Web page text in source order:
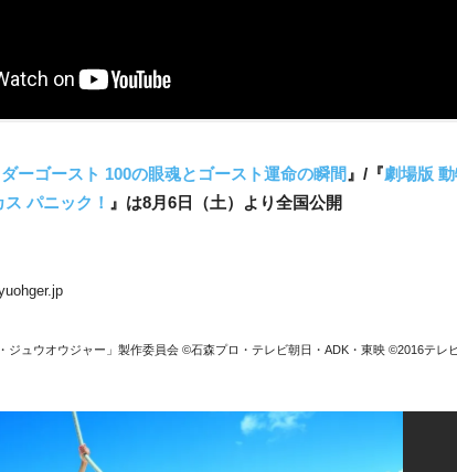
ーゴースト 100の眼魂とゴースト運命の瞬間 』/『劇場版
パニック！ 』は8月6日（土）より全国公開
ジュウオウジャー」製作委員会 ©石森プロ・テレビ朝日・ADK・東映 ©2016テレ